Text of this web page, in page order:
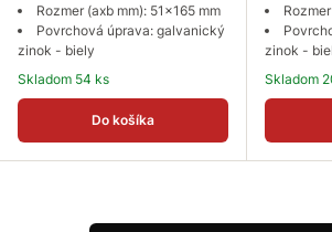
Rozmer (axb mm): 51x165 mm
Povrchová úprava: galvanický
zinok - biely
Skladom 54 ks
Do košíka
zinok -
Skladom